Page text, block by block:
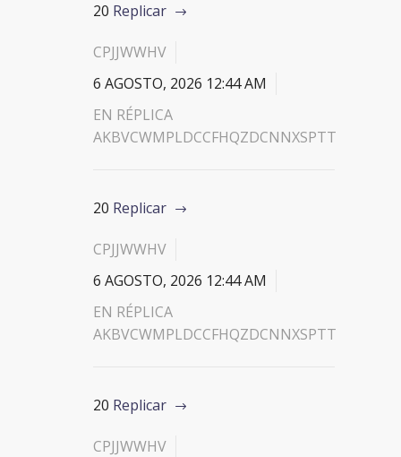
20 Replicar
CPJJWWHV
6 AGOSTO, 2026 12:44 AM
EN RÉPLICA
AKBVCWMPLDCCFHQZDCNNXSPTT
20 Replicar
CPJJWWHV
6 AGOSTO, 2026 12:44 AM
EN RÉPLICA
AKBVCWMPLDCCFHQZDCNNXSPTT
20 Replicar
CPJJWWHV